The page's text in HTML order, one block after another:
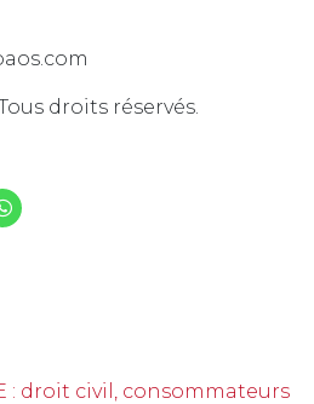
droits réservés.
: droit civil, consommateurs